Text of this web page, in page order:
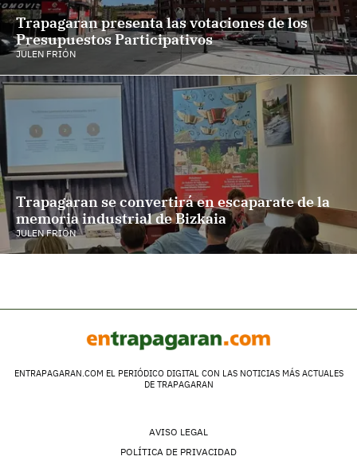
Trapagaran presenta las votaciones de los
Presupuestos Participativos
JULEN FRIÓN
Trapagaran se convertirá en escaparate de la
memoria industrial de Bizkaia
JULEN FRIÓN
ENTRAPAGARAN.COM EL PERIÓDICO DIGITAL CON LAS NOTICIAS MÁS ACTUALES
DE TRAPAGARAN
AVISO LEGAL
POLÍTICA DE PRIVACIDAD